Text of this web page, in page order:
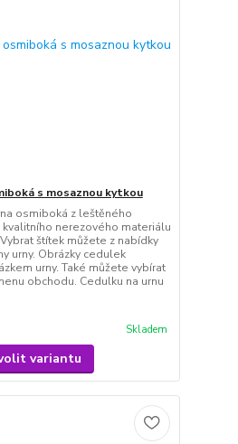
s mosaznou kytkou
osmiboká z leštěného
kvalitního nerezového materiálu
štítek můžete z nabídky
urny. Obrázky cedulek
urny. Také můžete vybírat
obchodu. Cedulku na urnu
Skladem
variantu